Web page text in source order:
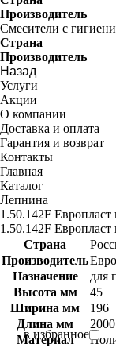
Производитель
Смесители с
Страна
Производитель
Назад
Услуги
Акции
О компании
Доставка и оплата
Гарантия и возврат
Контакты
Главная
Каталог
Лепнина
1.50.142F
1.50.142F
Страна
Производитель
Назначение
для
Высота мм
45
Ширина мм
196
Длина мм
2000
Материал
в избранное